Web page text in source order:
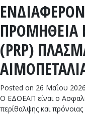
ΠΡΟΜΗΘΕΙΑ
(PRP)
Posted on 26 Μαΐου 2026
Ο ΕΔΟΕΑΠ είναι ο
περίθαλψης και